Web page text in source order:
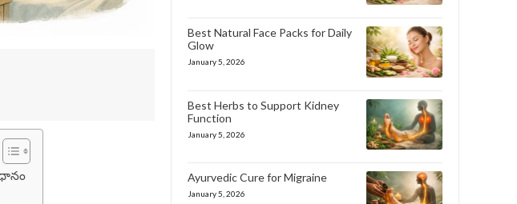
Best Natural Face Packs for Daily
Glow
January 5, 2026
Best Herbs to Support Kidney
Function
January 5, 2026
Ayurvedic Cure for Migraine
January 5, 2026